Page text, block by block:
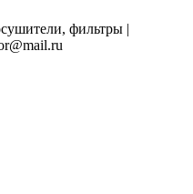
фильтры |